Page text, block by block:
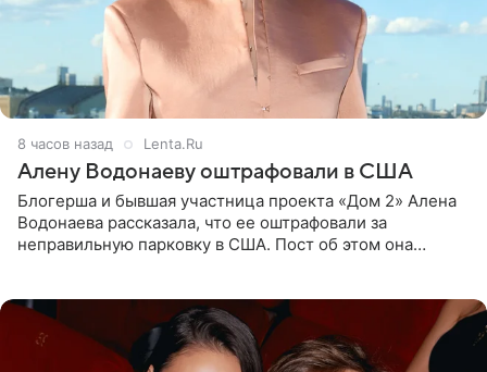
8 часов назад Lenta.Ru
Алену Водонаеву оштрафовали в США
Блогерша и бывшая участница проекта «Дом 2» Алена
Водонаева рассказала, что ее оштрафовали за
неправильную парковку в США. Пост об этом она